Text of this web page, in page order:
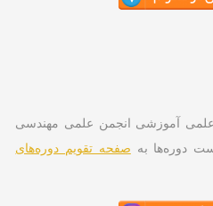
انجمن علمی مهندسی
بهصفحه تقویم دوره‌های